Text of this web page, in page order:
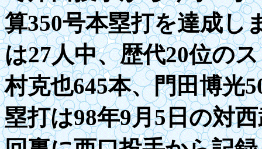
算350号本塁打を達成し
は27人中、歴代20位の
村克也645本、門田博光
塁打は98年9月5日の対